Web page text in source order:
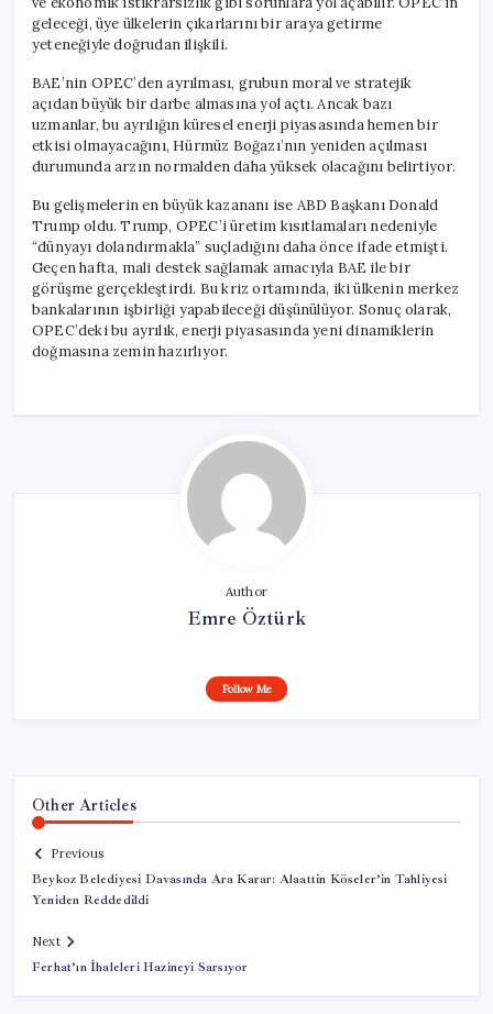
geleceği, üye ülkelerin çıkarlarını bir araya getirme
yeteneğiyle doğrudan ilişkili.
BAE’nin OPEC’den ayrılması, grubun moral ve stratejik
açıdan büyük bir darbe almasına yol açtı. Ancak bazı
uzmanlar, bu ayrılığın küresel enerji piyasasında hemen bir
etkisi olmayacağını, Hürmüz Boğazı’nın yeniden açılması
durumunda arzın normalden daha yüksek olacağını belirtiyor.
Bu gelişmelerin en büyük kazananı ise ABD Başkanı Donald
Trump oldu. Trump, OPEC’i üretim kısıtlamaları nedeniyle
“dünyayı dolandırmakla” suçladığını daha önce ifade etmişti.
Geçen hafta, mali destek sağlamak amacıyla BAE ile bir
görüşme gerçekleştirdi. Bu kriz ortamında, iki ülkenin merkez
bankalarının işbirliği yapabileceği düşünülüyor. Sonuç olarak,
OPEC’deki bu ayrılık, enerji piyasasında yeni dinamiklerin
doğmasına zemin hazırlıyor.
Author
Emre Öztürk
Follow Me
Other Articles
Previous
Beykoz Belediyesi Davasında Ara Karar: Alaattin Köseler’in Tahliyesi
Yeniden Reddedildi
Next
Ferhat’ın İhaleleri Hazineyi Sarsıyor